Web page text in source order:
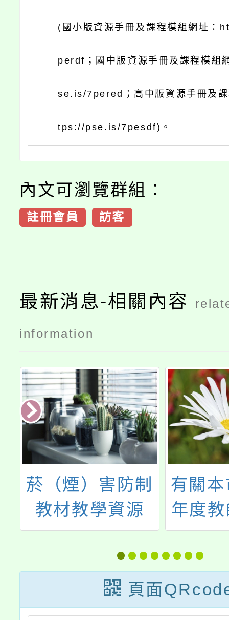
(國小版資源手冊及課程模組網址
perdf；國中版資源手冊及課程模
se.is/7pered；高中版資源手冊及
tps://pse.is/7pesdf)。
內文可瀏覽群組：
註冊會員 訪客
最新消息-相關內容
information
菸（煙）害防制
教材教學資源
有關
年度
線
心」
頁面